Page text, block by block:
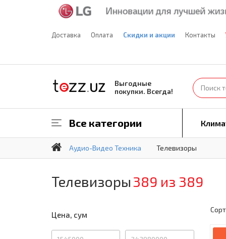
Доставка Оплата Скидки и акции Контакты
Выгодные
покупки. Всегда!
Все категории
Аудио-Видео Техника Телевизоры
Телевизоры389 из 389
Цена, сум